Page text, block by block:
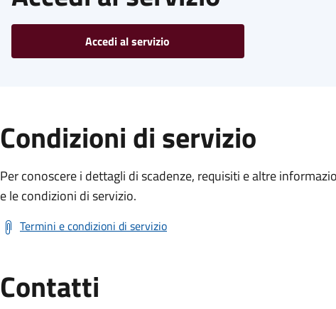
Accedi al servizio
Condizioni di servizio
Per conoscere i dettagli di scadenze, requisiti e altre
e le condizioni di servizio.
Termini e condizioni di servizio
Contatti